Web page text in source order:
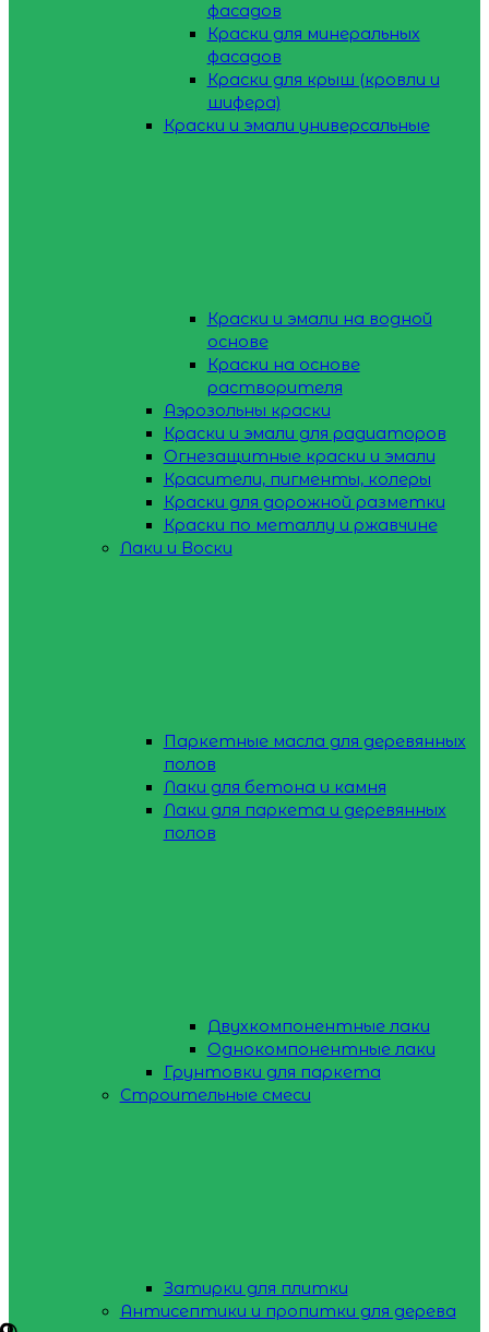
фасадов
Краски для минеральных
фасадов
Краски для крыш (кровли и
шифера)
Краски и эмали универсальные
Краски и эмали на водной
основе
Краски на основе
растворителя
Аэрозольны краски
Краски и эмали для радиаторов
Огнезащитные краски и эмали
Красители, пигменты, колеры
Краски для дорожной разметки
Краски по металлу и ржавчине
Лаки и Воски
Паркетные масла для деревянных
полов
Лаки для бетона и камня
Лаки для паркета и деревянных
полов
Двухкомпонентные лаки
Однокомпонентные лаки
Грунтовки для паркета
Строительные смеси
Затирки для плитки
Антисептики и пропитки для дерева